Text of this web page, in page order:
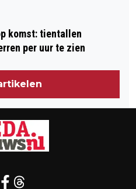
RISICO OP
ZELF
komst: tientallen
per uur te zien